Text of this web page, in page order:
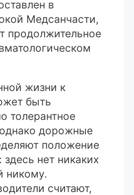
в
Медсанчасти,
продолжительное
жизни к
быть
толерантное
дорожные
положение
здесь нет никаких
никому.
считают,